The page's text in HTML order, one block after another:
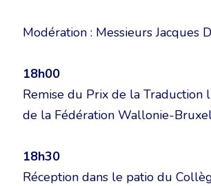
Modération : Messieurs Jacques
18h00
Remise du Prix de la
de la Fédération Wallonie-
18h30
Réception dans le patio du